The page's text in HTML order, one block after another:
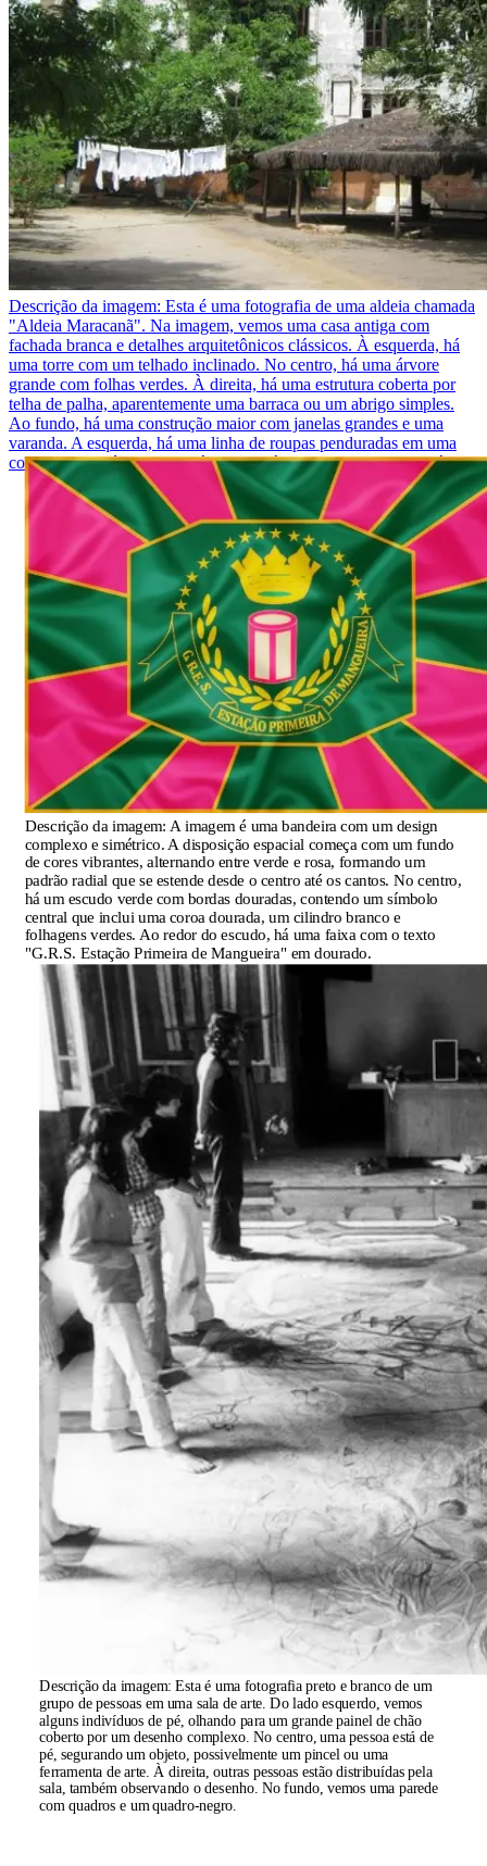
Descrição da imagem: Esta é uma fotografia de uma aldeia chamada
"Aldeia Maracanã". Na imagem, vemos uma casa antiga com
fachada branca e detalhes arquitetônicos clássicos. À esquerda, há
uma torre com um telhado inclinado. No centro, há uma árvore
grande com folhas verdes. À direita, há uma estrutura coberta por
telha de palha, aparentemente uma barraca ou um abrigo simples.
Ao fundo, há uma construção maior com janelas grandes e uma
varanda. A esquerda, há uma linha de roupas penduradas em uma
corda. O chão é de terra e há algumas árvores espalhadas pela área.
Descrição da imagem: A imagem é uma bandeira com um design
complexo e simétrico. A disposição espacial começa com um fundo
de cores vibrantes, alternando entre verde e rosa, formando um
padrão radial que se estende desde o centro até os cantos. No centro,
há um escudo verde com bordas douradas, contendo um símbolo
central que inclui uma coroa dourada, um cilindro branco e
folhagens verdes. Ao redor do escudo, há uma faixa com o texto
"G.R.S. Estação Primeira de Mangueira" em dourado.
Descrição da imagem:Esta é uma fotografia preto e branco de um
grupo de pessoas em uma sala de arte. Do lado esquerdo, vemos
alguns indivíduos de pé, olhando para um grande painel de chão
coberto por um desenho complexo. No centro, uma pessoa está de
pé, segurando um objeto, possivelmente um pincel ou uma
ferramenta de arte. À direita, outras pessoas estão distribuídas pela
sala, também observando o desenho. No fundo, vemos uma parede
com quadros e um quadro-negro.